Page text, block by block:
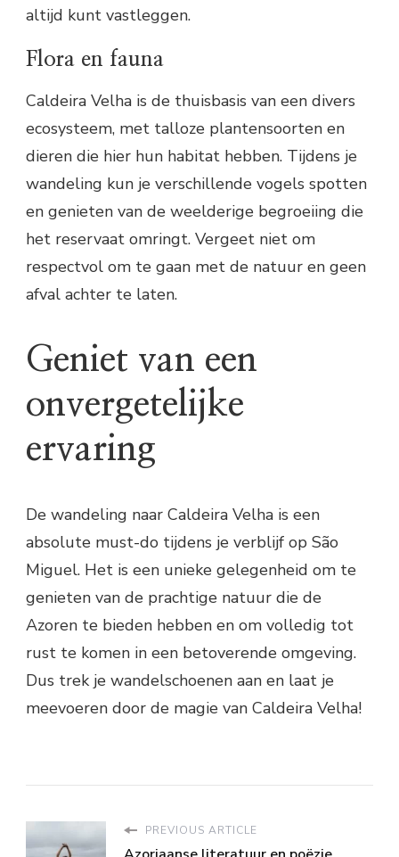
altijd kunt vastleggen.
Flora en fauna
Caldeira Velha is de thuisbasis van een divers
ecosysteem, met talloze plantensoorten en
dieren die hier hun habitat hebben. Tijdens je
wandeling kun je verschillende vogels spotten
en genieten van de weelderige begroeiing die
het reservaat omringt. Vergeet niet om
respectvol om te gaan met de natuur en geen
afval achter te laten.
Geniet van een
onvergetelijke
ervaring
De wandeling naar Caldeira Velha is een
absolute must-do tijdens je verblijf op São
Miguel. Het is een unieke gelegenheid om te
genieten van de prachtige natuur die de
Azoren te bieden hebben en om volledig tot
rust te komen in een betoverende omgeving.
Dus trek je wandelschoenen aan en laat je
meevoeren door de magie van Caldeira Velha!
PREVIOUS ARTICLE